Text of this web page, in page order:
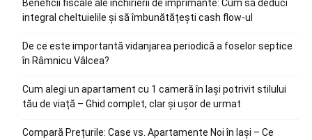
Beneficii fiscale ale închirierii de imprimante: Cum să deduci
integral cheltuielile și să îmbunătățești cash flow-ul
De ce este importantă vidanjarea periodică a foselor septice
în Râmnicu Vâlcea?
Cum alegi un apartament cu 1 cameră în Iași potrivit stilului
tău de viață – Ghid complet, clar și ușor de urmat
Compară Prețurile: Case vs. Apartamente Noi în Iași – Ce